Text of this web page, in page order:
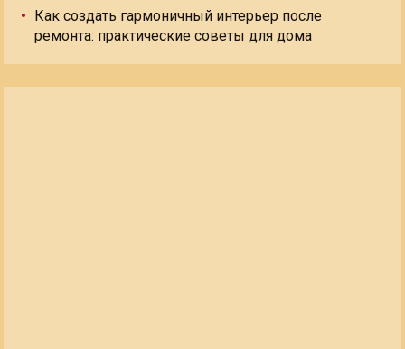
Как создать гармоничный интерьер после
ремонта: практические советы для дома